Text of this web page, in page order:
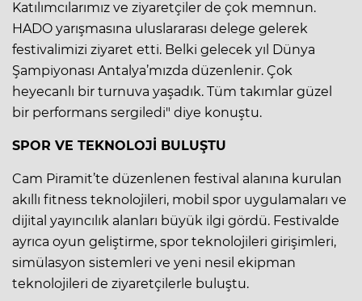
Katılımcılarımız ve ziyaretçiler de çok memnun.
HADO yarışmasına uluslararası delege gelerek
festivalimizi ziyaret etti. Belki gelecek yıl Dünya
Şampiyonası Antalya’mızda düzenlenir. Çok
heyecanlı bir turnuva yaşadık. Tüm takımlar güzel
bir performans sergiledi" diye konuştu.
SPOR VE TEKNOLOJİ BULUŞTU
Cam Piramit’te düzenlenen festival alanına kurulan
akıllı fitness teknolojileri, mobil spor uygulamaları ve
dijital yayıncılık alanları büyük ilgi gördü. Festivalde
ayrıca oyun geliştirme, spor teknolojileri girişimleri,
simülasyon sistemleri ve yeni nesil ekipman
teknolojileri de ziyaretçilerle buluştu.